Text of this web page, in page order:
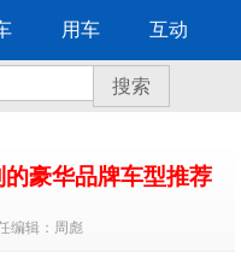
用车 互动
搜索
豪华品牌车型推荐
编辑：周彪